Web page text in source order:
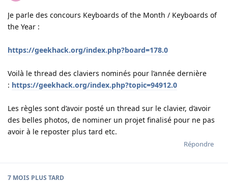
Je parle des concours Keyboards of the Month / Keyboards of
the Year :
https://geekhack.org/index.php?board=178.0
Voilà le thread des claviers nominés pour l’année dernière
: https://geekhack.org/index.php?topic=94912.0
Les règles sont d’avoir posté un thread sur le clavier, d’avoir
des belles photos, de nominer un projet finalisé pour ne pas
avoir à le reposter plus tard etc.
Répondre
7 MOIS PLUS TARD